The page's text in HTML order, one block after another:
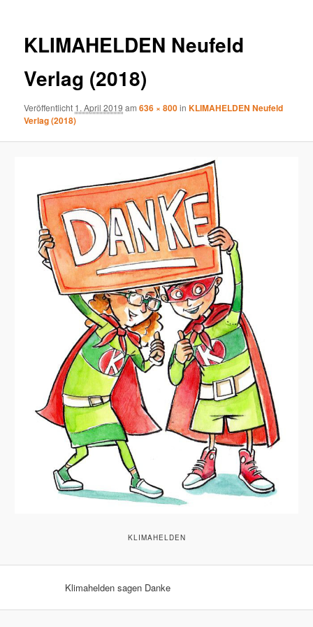
KLIMAHELDEN Neufeld
Verlag (2018)
Veröffentlicht 1. April 2019 am636 × 800inKLIMAHELDEN Neufeld
Verlag (2018)
KLIMAHELDEN
Klimahelden sagen Danke